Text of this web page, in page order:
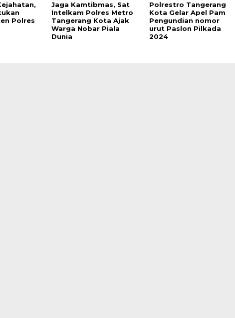
Polres
Jaga Kamtibmas, Sat
Intelkam Polres Metro
Tangerang Kota Ajak
Warga Nobar Piala
Dunia
Polrestro Tangerang
Kota Gelar Apel Pam
Pengundian nomor
urut Paslon Pilkada
2024